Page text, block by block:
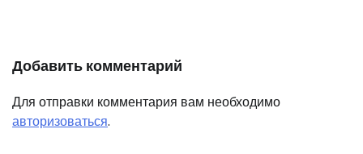
Добавить комментарий
Для отправки комментария вам необходимо
авторизоваться.